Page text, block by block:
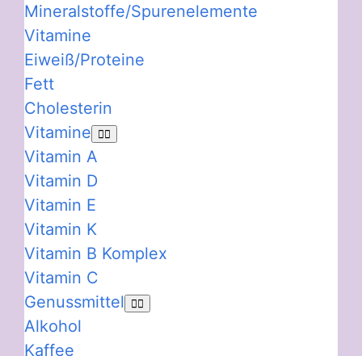
Mineralstoffe/Spurenelemente
Vitamine
Eiweiß/Proteine
Fett
Cholesterin
Vitamine
Vitamin A
Vitamin D
Vitamin E
Vitamin K
Vitamin B Komplex
Vitamin C
Genussmittel
Alkohol
Kaffee